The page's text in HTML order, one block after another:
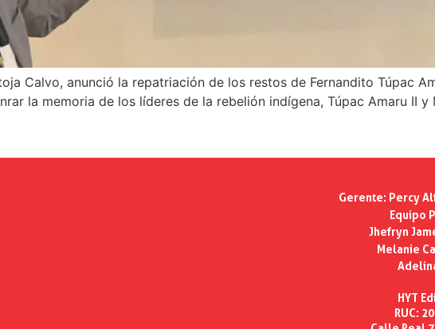
Calvo, anunció la repatriación de los restos de Fernandito Túpac
la memoria de los líderes de la rebelión indígena, Túpac Amaru II
Gerente: Percy
Equipo
Jhefryn
Melanie
HYT
RUC: